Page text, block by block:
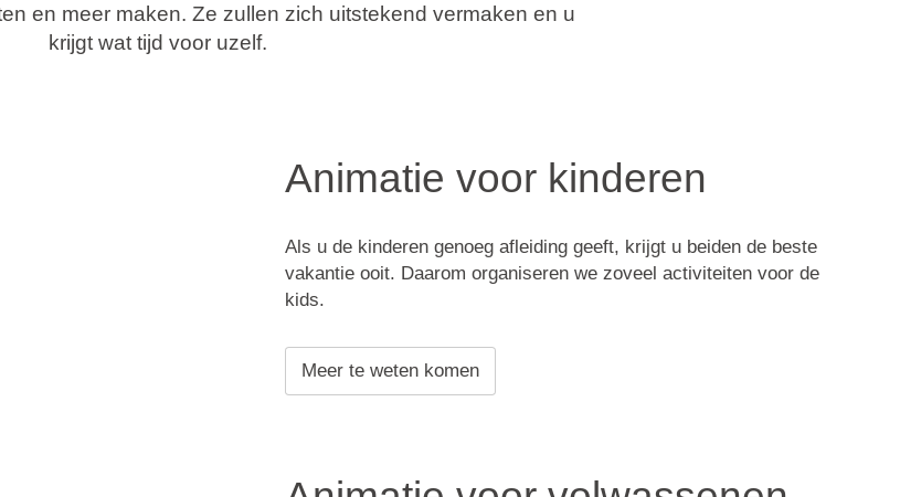
en meer maken. Ze zullen zich uitstekend vermaken en u
krijgt wat tijd voor uzelf.
Animatie voor kinderen
Als u de kinderen genoeg afleiding geeft, krijgt u beiden de beste
vakantie ooit. Daarom organiseren we zoveel activiteiten voor de
kids.
Meer te weten komen